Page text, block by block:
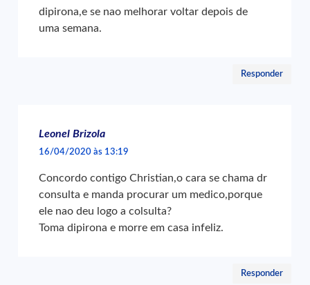
dipirona,e se nao melhorar voltar depois de
uma semana.
Responder
Leonel Brizola
16/04/2020 às 13:19
Concordo contigo Christian,o cara se chama dr
consulta e manda procurar um medico,porque
ele nao deu logo a colsulta?
Toma dipirona e morre em casa infeliz.
Responder